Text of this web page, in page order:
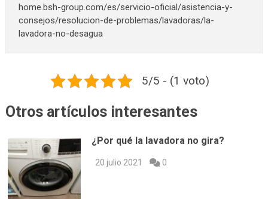
home.bsh-group.com/es/servicio-oficial/asistencia-y-
consejos/resolucion-de-problemas/lavadoras/la-
lavadora-no-desagua
5/5 - (1 voto)
Otros artículos interesantes
¿Por qué la lavadora no gira?
20 julio 2021 0